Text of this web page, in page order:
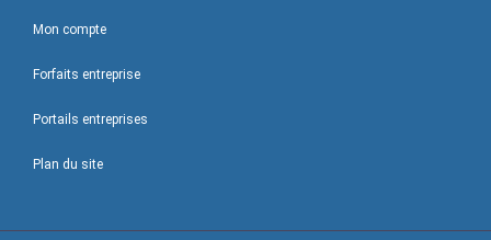
Mon compte
Forfaits entreprise
Portails entreprises
Plan du site